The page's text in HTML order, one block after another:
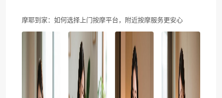
摩耶到家：如何选择上门按摩平台，附近按摩服务更安心